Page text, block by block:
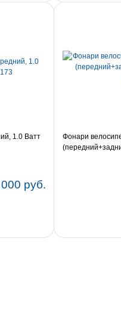
1.0 Ватт
руб.
Фонари